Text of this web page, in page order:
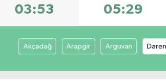
03:53 05:29
Akçadağ Arapgir Arguvan